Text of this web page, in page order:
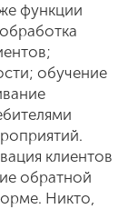
функции
обучение
клиентов
обратной
Никто,